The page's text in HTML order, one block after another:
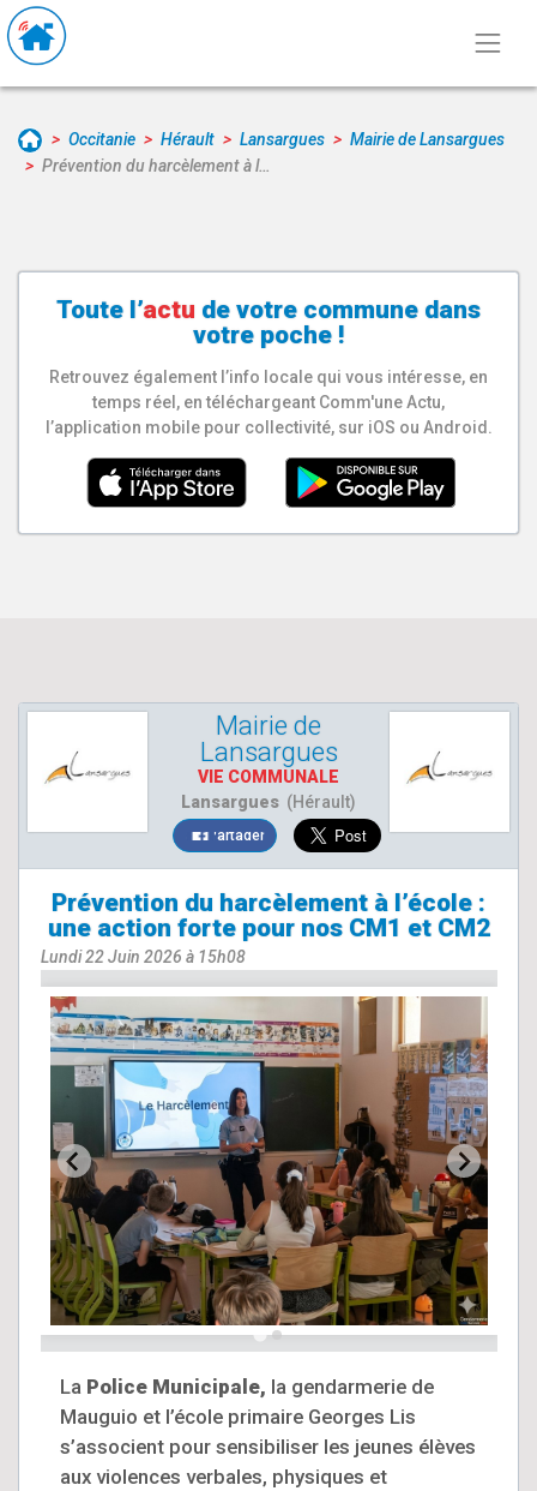
Occitanie Hérault Lansargues
Mairie de Lansargues
Prévention du harcèlement à l…
Toute l’actu de votre commune dans
votre poche !
Retrouvez également l’info locale qui vous intéresse, en
temps réel, en téléchargeant Comm'une Actu,
l’application mobile pour collectivité, sur iOS ou Android.
Mairie de
Lansargues
VIE COMMUNALE
Lansargues (Hérault)
Partager
Prévention du harcèlement à l’école :
une action forte pour nos CM1 et CM2
Lundi 22 Juin 2026 à 15h08
La Police Municipale, la gendarmerie de
Mauguio et l’école primaire Georges Lis
s’associent pour sensibiliser les jeunes élèves
aux violences verbales, physiques et